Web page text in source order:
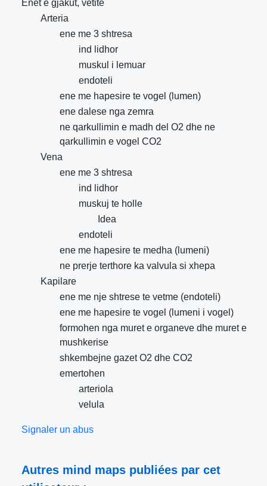
Enet e gjakut, vetite
Arteria
ene me 3 shtresa
ind lidhor
muskul i lemuar
endoteli
ene me hapesire te vogel (lumen)
ene dalese nga zemra
ne qarkullimin e madh del O2 dhe ne
qarkullimin e vogel CO2
Vena
ene me 3 shtresa
ind lidhor
muskuj te holle
Idea
endoteli
ene me hapesire te medha (lumeni)
ne prerje terthore ka valvula si xhepa
Kapilare
ene me nje shtrese te vetme (endoteli)
ene me hapesire te vogel (lumeni i vogel)
formohen nga muret e organeve dhe muret e
mushkerise
shkembejne gazet O2 dhe CO2
emertohen
arteriola
velula
Signaler un abus
Autres mind maps publiées par cet